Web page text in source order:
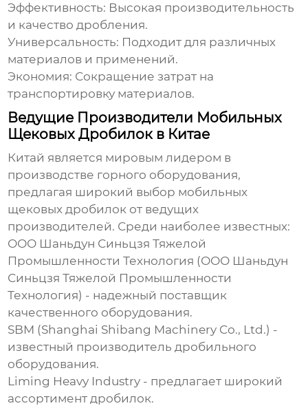
Эффективность: Высокая производительность
и качество дробления.
Универсальность: Подходит для различных
материалов и применений.
Экономия: Сокращение затрат на
транспортировку материалов.
Ведущие Производители Мобильных
Щековых Дробилок в Китае
Китай является мировым лидером в
производстве горного оборудования,
предлагая широкий выбор мобильных
щековых дробилок от ведущих
производителей. Среди наиболее известных:
ООО Шаньдун Синьцзя Тяжелой
Промышленности Технология (ООО Шаньдун
Синьцзя Тяжелой Промышленности
Технология) - надежный поставщик
качественного оборудования.
SBM (Shanghai Shibang Machinery Co., Ltd.) -
известный производитель дробильного
оборудования.
Liming Heavy Industry - предлагает широкий
ассортимент дробилок.